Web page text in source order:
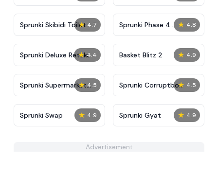
★ 4.7
Sprunki Skibidi Toilet ★ 4.8
Sprunki Phase 4
Definitive
★ 4.4
Sprunki Deluxe Retake ★ 4.9
Basket Blitz 2
★ 4.5
Sprunki Supermarket
Simulator
★ 4.5
Sprunki Corruptbox
★ 4.9
Sprunki Swap ★ 4.9
Sprunki Gyat
Advertisement